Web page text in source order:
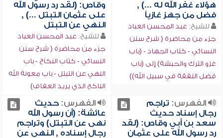
هؤلاء غفر الله له ...) ,
فضل من جهز غازياً
للشيخ: عبد المحسن العباد
جزء من محاضرة ( شرح سنن
النسائي - كتاب الجهاد - (باب
غزو الترك والحبشة) إلى (باب
فضل النفقة في سبيل الله))
وقاص: (لقد رد رسول الله
على عثمان التبتل ...) ,
النهي عن التبتل
للشيخ: عبد المحسن العباد
جزء من محاضرة ( شرح سنن
النسائي - كتاب النكاح - باب
النهي عن التبتل - باب معونة الله
الناكح الذي يريد العفاف)
الفهرس: تراجم
رجال إسناد حديث
سعد بن أبي وقاص: (لقد
رد رسول الله على عثمان
الفهرس:حديث
عائشة: (أن رسول الله
نهى عن التبتل) وتراجم
رجال إسناده , النهي عن